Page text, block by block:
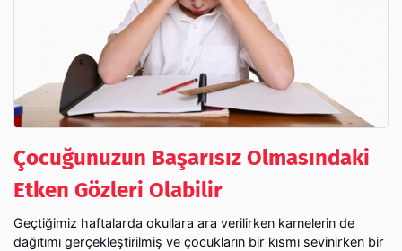
Çocuğunuzun Başarısız Olmasındaki
Etken Gözleri Olabilir
Geçtiğimiz haftalarda okullara ara verilirken karnelerin de
dağıtımı gerçekleştirilmiş ve çocukların bir kısmı sevinirken bir